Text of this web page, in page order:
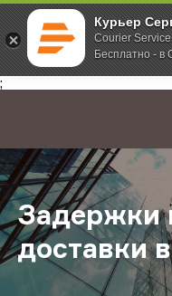
Курьер
Courier
Бесплатно - в
;
Главная О компании
Задержки
доставки